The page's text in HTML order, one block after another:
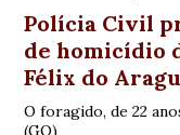
Polícia Civil
de homicídio
Félix do
O foragido, de 22
(GO)